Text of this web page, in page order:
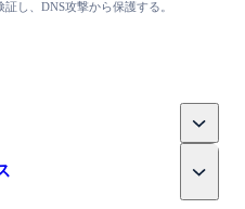
し、DNS攻撃から保護する。